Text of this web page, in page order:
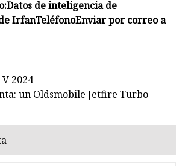
Datos de inteligencia de
IrfanTeléfonoEnviar por correo a
2024
un Oldsmobile Jetfire Turbo